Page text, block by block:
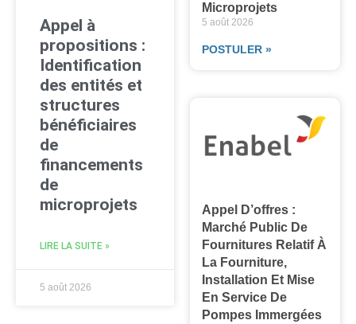
Appel à
propositions :
Identification
des entités et
structures
bénéficiaires
de
financements
de
microprojets
LIRE LA SUITE »
5 août 2026
Microprojets
5 août 2026
POSTULER »
Appel D’offres :
Marché Public De
Fournitures Relatif À
La Fourniture,
Installation Et Mise
En Service De
Pompes Immergées